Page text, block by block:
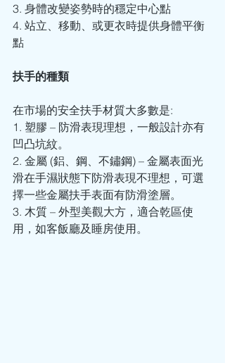
3. 身體改變姿勢時的穩定中心點
4. 站立、移動、或更衣時提供身體平衡
點
扶手的種類
在市場的安全扶手材質大多數是:
1. 塑膠 – 防滑表現理想，一般設計亦有
凹凸坑紋。
2. 金屬 (鋁、鋼、不鏽鋼) – 金屬表面光
滑在手濕狀態下防滑表現不理想，可選
擇一些金屬扶手表面有防滑塗層。
3. 木質 – 外型美觀大方，適合乾區使
用，如客飯廳及睡房使用。